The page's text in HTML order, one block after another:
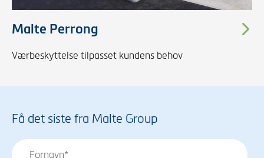
Malte Perrong
Værbeskyttelse tilpasset kundens behov
Få det siste fra Malte Group